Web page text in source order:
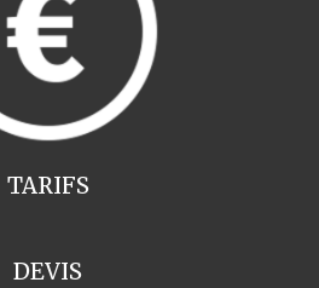
TARIFS
DEVIS